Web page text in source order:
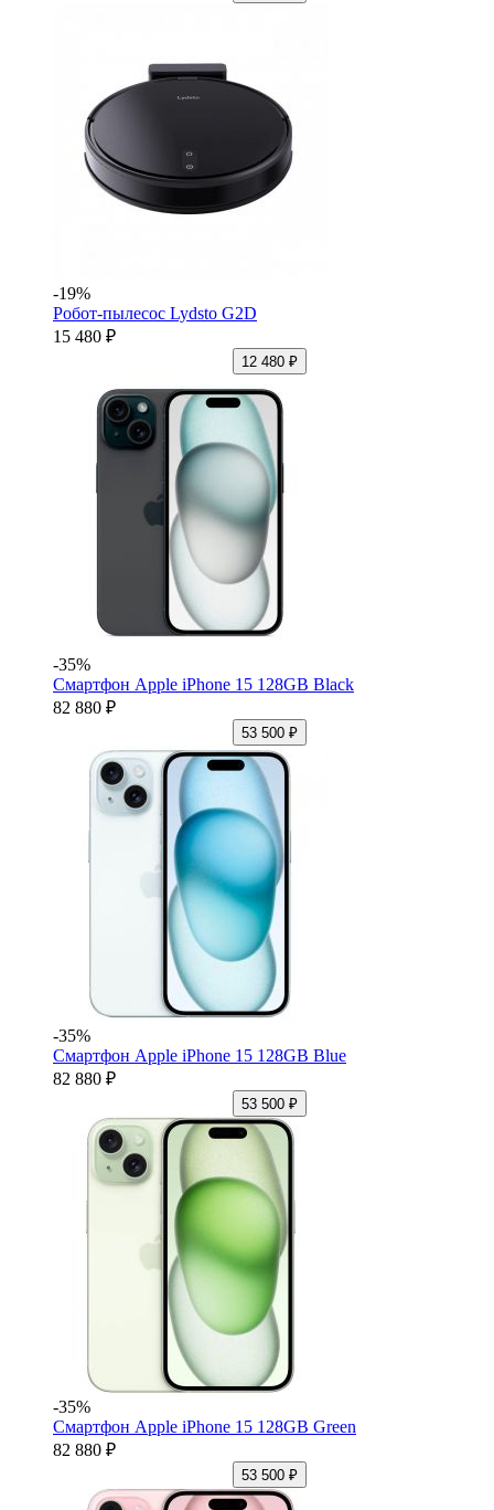
-19%
Робот-пылесос Lydsto G2D
15 480 ₽
12 480 ₽
-35%
Смартфон Apple iPhone 15 128GB Black
82 880 ₽
53 500 ₽
-35%
Смартфон Apple iPhone 15 128GB Blue
82 880 ₽
53 500 ₽
-35%
Смартфон Apple iPhone 15 128GB Green
82 880 ₽
53 500 ₽